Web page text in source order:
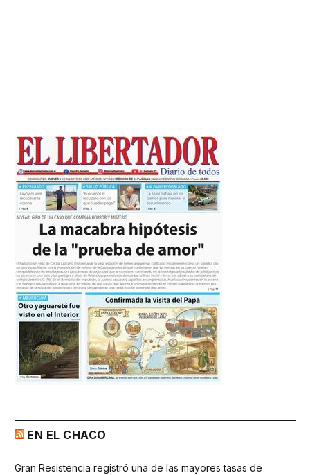
EN EL CHACO
Gran Resistencia registró una de las mayores tasas de